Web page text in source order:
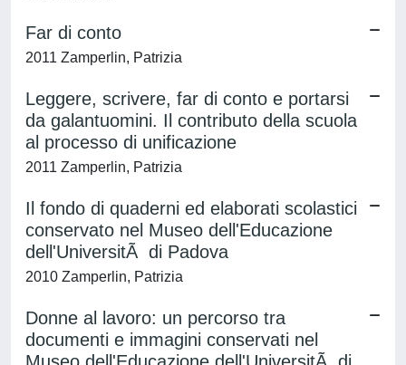
Far di conto
2011 Zamperlin, Patrizia
Leggere, scrivere, far di conto e portarsi
da galantuomini. Il contributo della scuola
al processo di unificazione
2011 Zamperlin, Patrizia
Il fondo di quaderni ed elaborati scolastici
conservato nel Museo dell'Educazione
dell'UniversitÃ di Padova
2010 Zamperlin, Patrizia
Donne al lavoro: un percorso tra
documenti e immagini conservati nel